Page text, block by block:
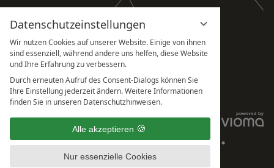
Datenschutzeinstellungen
Wir nutzen Cookies auf unserer Website. Einige von ihnen
sind essenziell, während andere uns helfen, diese Website
und Ihre Erfahrung zu verbessern.
Durch erneuten Aufruf des Consent-Dialogs können Sie
Ihre Einstellung jederzeit ändern. Weitere Informationen
finden Sie in unseren Datenschutzhinweisen.
Alle akzeptieren
Nur essenzielle Cookies
IMPRESSUM
DATENSCHUTZHINWEISE
DATENSCHUTZEINSTELLUNGEN
AGB
BARRIEREFREIHEIT